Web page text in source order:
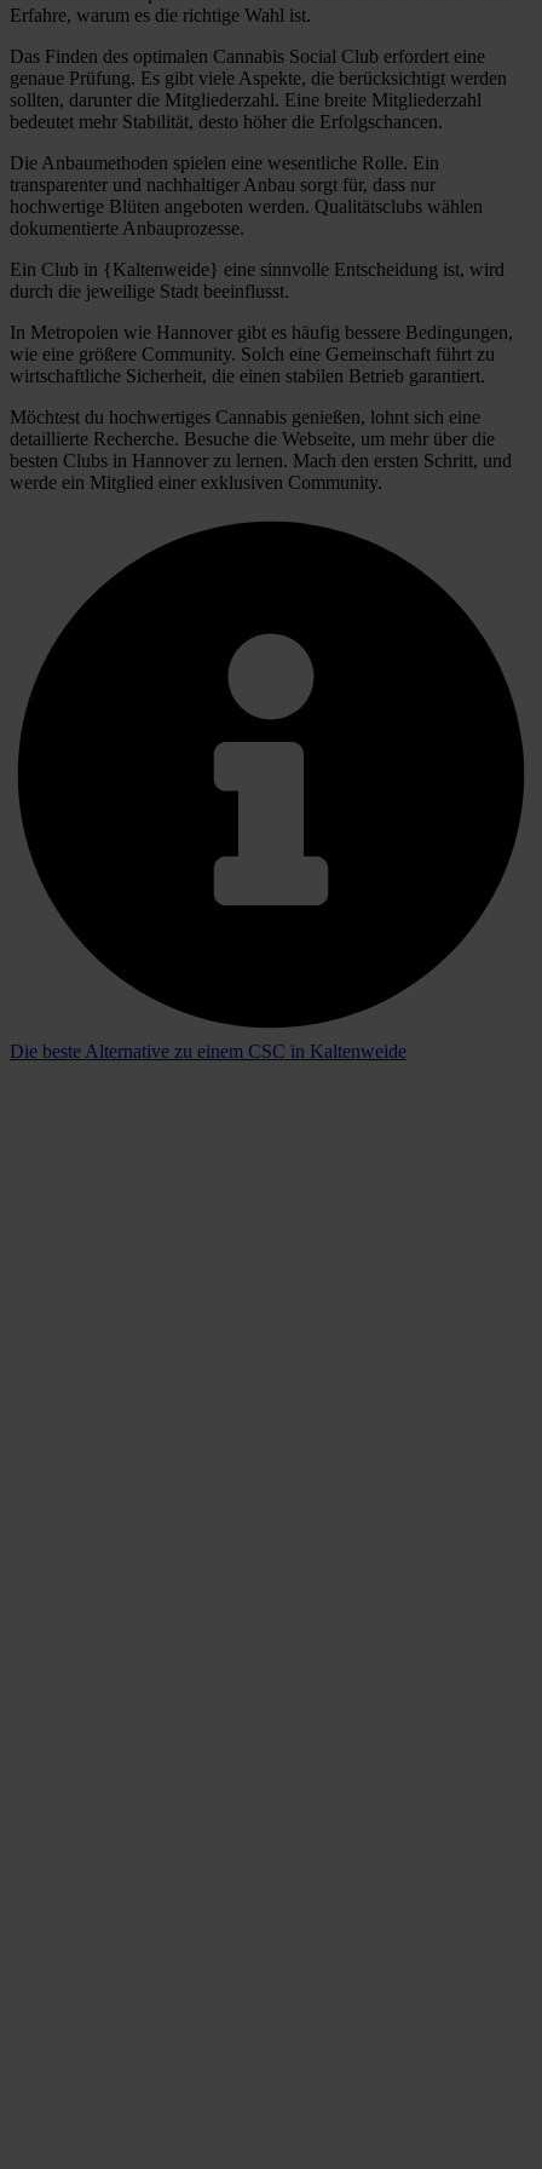
Erfahre, warum es die richtige Wahl ist.
Das Finden des optimalen Cannabis Social Club erfordert eine
genaue Prüfung. Es gibt viele Aspekte, die berücksichtigt werden
sollten, darunter die Mitgliederzahl. Eine breite Mitgliederzahl
bedeutet mehr Stabilität, desto höher die Erfolgschancen.
Die Anbaumethoden spielen eine wesentliche Rolle. Ein
transparenter und nachhaltiger Anbau sorgt für, dass nur
hochwertige Blüten angeboten werden. Qualitätsclubs wählen
dokumentierte Anbauprozesse.
Ein Club in {Kaltenweide} eine sinnvolle Entscheidung ist, wird
durch die jeweilige Stadt beeinflusst.
In Metropolen wie Hannover gibt es häufig bessere Bedingungen,
wie eine größere Community. Solch eine Gemeinschaft führt zu
wirtschaftliche Sicherheit, die einen stabilen Betrieb garantiert.
Möchtest du hochwertiges Cannabis genießen, lohnt sich eine
detaillierte Recherche. Besuche die Webseite, um mehr über die
besten Clubs in Hannover zu lernen. Mach den ersten Schritt, und
werde ein Mitglied einer exklusiven Community.
Die beste Alternative zu einem CSC in Kaltenweide